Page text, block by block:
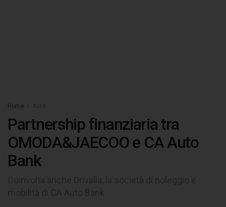
Home
Partnership finanziaria tra
OMODA&JAECOO e CA Auto
Bank